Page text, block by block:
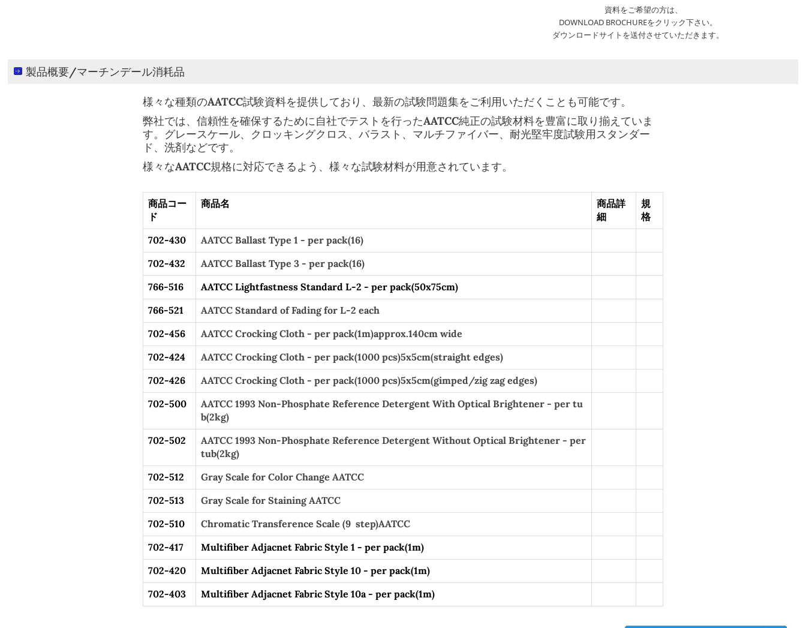
資料をご希望の方は、
DOWNLOAD BROCHUREをクリック下さい。
ダウンロードサイトを送付させていただきます。
製品概要/マーチンデール消耗品
様々な種類のAATCC試験資料を提供しており、最新の試験問題集をご利用いただくことも可能です。
弊社では、信頼性を確保するために自社でテストを行ったAATCC純正の試験材料を豊富に取り揃えていま
す。グレースケール、クロッキングクロス、バラスト、マルチファイバー、耐光堅牢度試験用スタンダー
ド、洗剤などです。
様々なAATCC規格に対応できるよう、様々な試験材料が用意されています。
商品コー
ド
商品名
商品詳
細
規
格
702-430
AATCC Ballast Type 1 - per pack(16)
702-432
AATCC Ballast Type 3 - per pack(16)
766-516
AATCC Lightfastness Standard L-2 - per pack(50x75cm)
766-521
AATCC Standard of Fading for L-2 each
702-456
AATCC Crocking Cloth - per pack(1m)approx.140cm wide
702-424
AATCC Crocking Cloth - per pack(1000 pcs)5x5cm(straight edges)
702-426
AATCC Crocking Cloth - per pack(1000 pcs)5x5cm(gimped/zig zag edges)
702-500
AATCC 1993 Non-Phosphate Reference Detergent With Optical Brightener - per tu
b(2kg)
702-502
AATCC 1993 Non-Phosphate Reference Detergent Without Optical Brightener - per
tub(2kg)
702-512
Gray Scale for Color Change AATCC
702-513
Gray Scale for Staining AATCC
702-510
Chromatic Transference Scale (9 step)AATCC
702-417
Multifiber Adjacnet Fabric Style 1 - per pack(1m)
702-420
Multifiber Adjacnet Fabric Style 10 - per pack(1m)
702-403
Multifiber Adjacnet Fabric Style 10a - per pack(1m)